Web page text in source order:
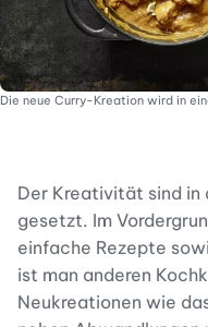
Die neue Curry-Kreation wird in
Der Kreativität sind in
gesetzt. Im
einfache Rezepte
ist man anderen
Neukreationen wie